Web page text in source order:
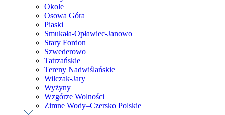
Okole
Osowa Góra
Piaski
Smukała-Opławiec-Janowo
Stary Fordon
Szwederowo
Tatrzańskie
Tereny Nadwiślańskie
Wilczak-Jary
Wyżyny
Wzgórze Wolności
Zimne Wody–Czersko Polskie